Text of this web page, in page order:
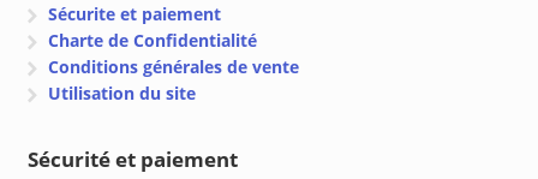
Sécurite et paiement
Charte de Confidentialité
Conditions générales de vente
Utilisation du site
Sécurité et paiement